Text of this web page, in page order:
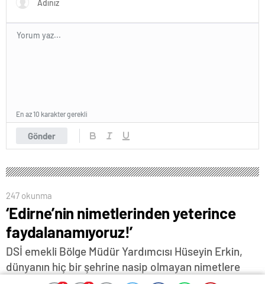
Gönder
En az 10 karakter gerekli
247 okunma
‘Edirne’nin nimetlerinden yeterince
faydalanamıyoruz!’
DSİ emekli Bölge Müdür Yardımcısı Hüseyin Erkin,
dünyanın hiç bir şehrine nasip olmayan nimetlere